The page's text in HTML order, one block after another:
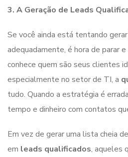
3. A Geração de Leads
Se você ainda está tentando
adequadamente, é hora de parar
conhece quem são seus clientes
especialmente no setor de TI, a
tudo. Quando a estratégia é
tempo e dinheiro com contatos
Em vez de gerar uma lista cheia
em leads qualificados, aqueles